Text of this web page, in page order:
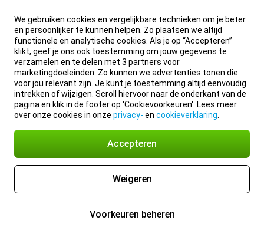
We gebruiken cookies en vergelijkbare technieken om je beter
en persoonlijker te kunnen helpen. Zo plaatsen we altijd
functionele en analytische cookies. Als je op “Accepteren”
klikt, geef je ons ook toestemming om jouw gegevens te
verzamelen en te delen met 3 partners voor
marketingdoeleinden. Zo kunnen we advertenties tonen die
voor jou relevant zijn. Je kunt je toestemming altijd eenvoudig
intrekken of wijzigen. Scroll hiervoor naar de onderkant van de
pagina en klik in de footer op 'Cookievoorkeuren'. Lees meer
over onze cookies in onze privacy- en cookieverklaring
Accepteren
Weigeren
Voorkeuren beheren